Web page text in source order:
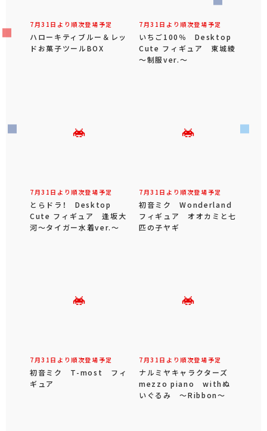
7月31日より順次登場予定
ハローキティブルー＆レッ
ドお菓子ツールBOX
7月31日より順次登場予定
いちご100％ Desktop
Cute フィギュア 東城綾
～制服ver.～
7月31日より順次登場予定
とらドラ！ Desktop
Cute フィギュア 逢坂大
河～タイガー水着ver.～
7月31日より順次登場予定
初音ミク Wonderland
フィギュア オオカミと七
匹の子ヤギ
7月31日より順次登場予定
初音ミク T-most フィ
ギュア
7月31日より順次登場予定
ナルミヤキャラクターズ
mezzo piano withぬ
いぐるみ ～Ribbon～